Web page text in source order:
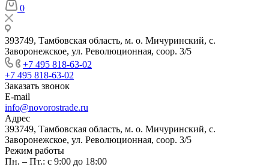
0
393749, Тамбовская область, м. о. Мичуринский, с.
Заворонежское, ул. Революционная, соор. 3/5
+7 495 818-63-02
+7 495 818-63-02
Заказать звонок
E-mail
info@novorostrade.ru
Адрес
393749, Тамбовская область, м. о. Мичуринский, с.
Заворонежское, ул. Революционная, соор. 3/5
Режим работы
Пн. – Пт.: с 9:00 до 18:00